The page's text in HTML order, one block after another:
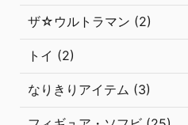
ザ☆ウルトラマン (2)
トイ (2)
なりきりアイテム (3)